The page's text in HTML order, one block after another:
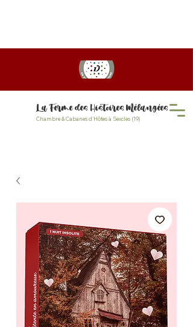
La Ferme des Histoires Mélangées
Chambre & Cabanes d'Hôtes à Sexcles (19)